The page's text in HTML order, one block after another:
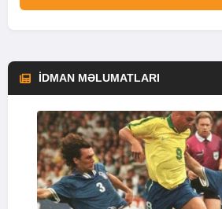
İDMAN MƏLUMATLARI